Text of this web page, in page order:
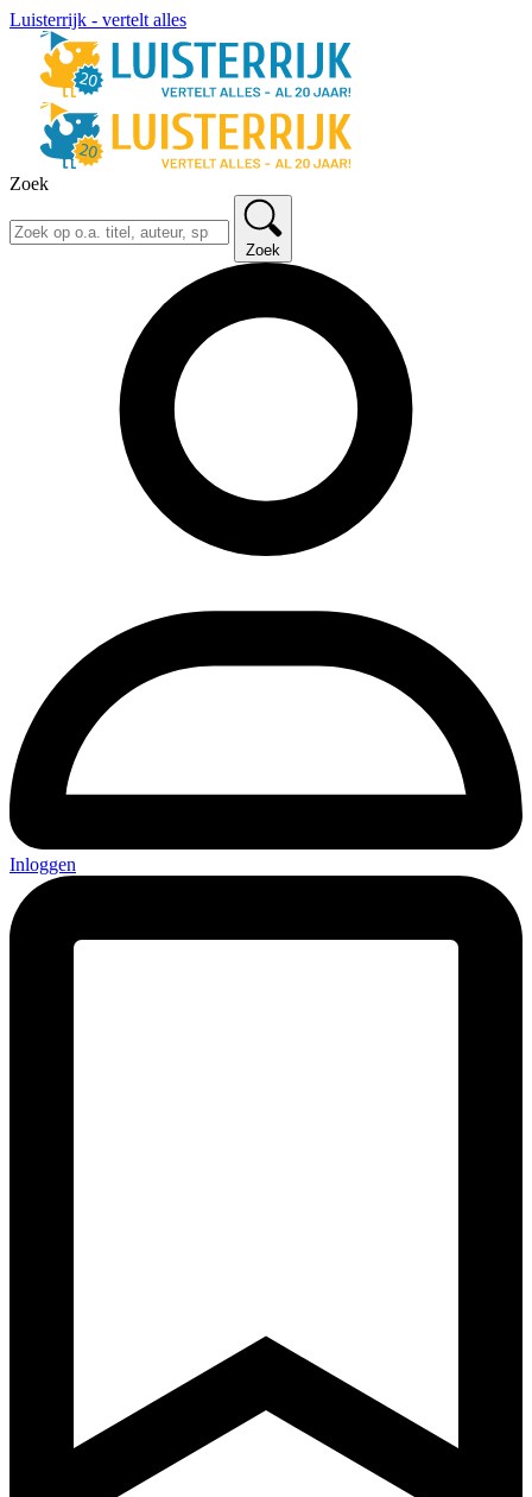
Luisterrijk - vertelt alles
Zoek
Zoek
Inloggen